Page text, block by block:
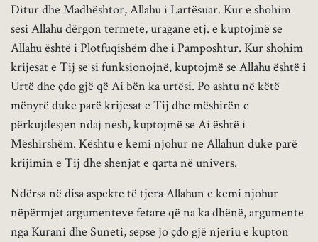
Ditur dhe Madhështor, Allahu i Lartësuar. Kur e shohim
sesi Allahu dërgon termete, uragane etj. e kuptojmë se
Allahu është i Plotfuqishëm dhe i Pamposhtur. Kur shohim
krijesat e Tij se si funksionojnë, kuptojmë se Allahu është i
Urtë dhe çdo gjë që Ai bën ka urtësi. Po ashtu në këtë
mënyrë duke parë krijesat e Tij dhe mëshirën e
përkujdesjen ndaj nesh, kuptojmë se Ai është i
Mëshirshëm. Kështu e kemi njohur ne Allahun duke parë
krijimin e Tij dhe shenjat e qarta në univers.
Ndërsa në disa aspekte të tjera Allahun e kemi njohur
nëpërmjet argumenteve fetare që na ka dhënë, argumente
nga Kurani dhe Suneti, sepse jo çdo gjë njeriu e kupton